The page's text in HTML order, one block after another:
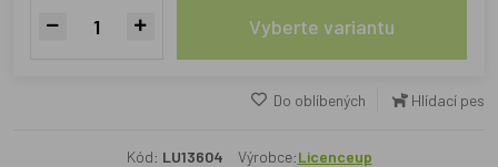
Vyberte variantu
Do oblíbených Hlídací pes
Kód: LU13604 Výrobce:Licenceup